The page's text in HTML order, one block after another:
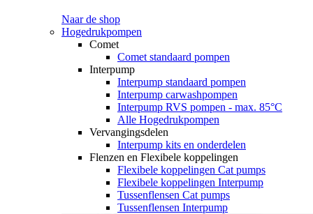
Naar de shop
Hogedrukpompen
Comet
Comet standaard pompen
Interpump
Interpump standaard pompen
Interpump carwashpompen
Interpump RVS pompen - max. 85°C
Alle Hogedrukpompen
Vervangingsdelen
Interpump kits en onderdelen
Flenzen en Flexibele koppelingen
Flexibele koppelingen Cat pumps
Flexibele koppelingen Interpump
Tussenflensen Cat pumps
Tussenflensen Interpump